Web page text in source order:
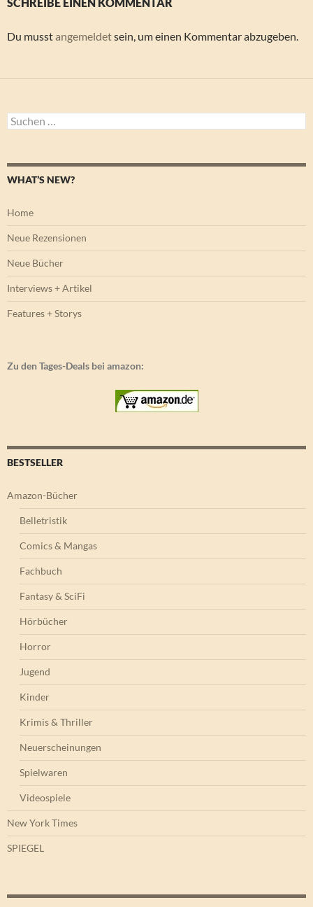
Du musstangemeldetsein, um einen Kommentar abzugeben.
Suchen
nach:
WHAT’S NEW?
Home
Neue Rezensionen
Neue Bücher
Interviews + Artikel
Features + Storys
Zu den Tages-Deals bei amazon:
BESTSELLER
Amazon-Bücher
Belletristik
Comics & Mangas
Fachbuch
Fantasy & SciFi
Hörbücher
Horror
Jugend
Kinder
Krimis & Thriller
Neuerscheinungen
Spielwaren
Videospiele
New York Times
SPIEGEL